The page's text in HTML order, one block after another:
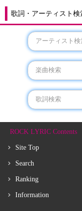
歌詞・アーティスト検
ROCK LYRIC Contents
Site Top
Search
Ranking
Information